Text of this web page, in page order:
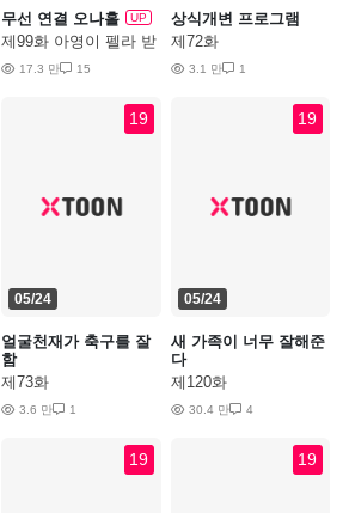
무선 연결 오나홀 UP
제99화 아영이 펠라 받
으면서 혜윤이 보ㅈ 만
지기!?
17.3 만 15
상식개변 프로그램
제72화
3.1 만 1
19
05/24
얼굴천재가 축구를 잘
함
제73화
3.6 만 1
19
05/24
새 가족이 너무 잘해준
다
제120화
30.4 만 4
19 19